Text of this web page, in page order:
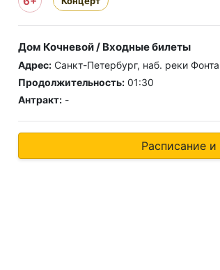
Дом Кочневой / Входные билеты
Адрес: Санкт-Петербург, наб. реки
Продолжительность: 01:30
Антракт: -
Расписание